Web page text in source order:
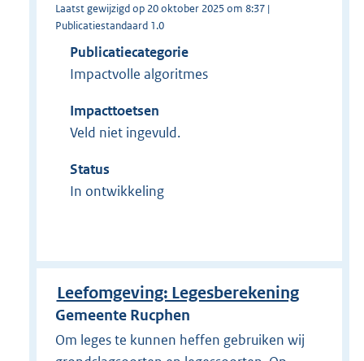
Laatst gewijzigd op 20 oktober 2025 om 8:37 |
Publicatiestandaard 1.0
Publicatiecategorie
Impactvolle algoritmes
Impacttoetsen
Veld niet ingevuld.
Status
In ontwikkeling
Leefomgeving: Legesberekening
Gemeente Rucphen
Om leges te kunnen heffen gebruiken wij